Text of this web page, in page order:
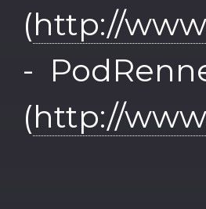
(http://
-
(http://